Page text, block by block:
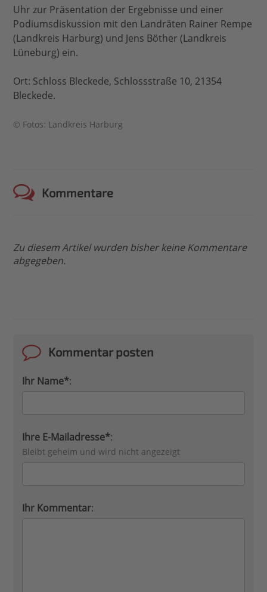
Uhr zur Präsentation der Ergebnisse und einer
Podiumsdiskussion mit den Landräten Rainer Rempe
(Landkreis Harburg) und Jens Böther (Landkreis
Lüneburg) ein.
Ort: Schloss Bleckede, Schlossstraße 10, 21354
Bleckede.
© Fotos: Landkreis Harburg
Kommentare
Zu diesem Artikel wurden bisher keine Kommentare
abgegeben.
Kommentar posten
Ihr Name*:
Ihre E-Mailadresse*:
Bleibt geheim und wird nicht angezeigt
Ihr Kommentar: